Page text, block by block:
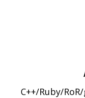
C++/Ruby/